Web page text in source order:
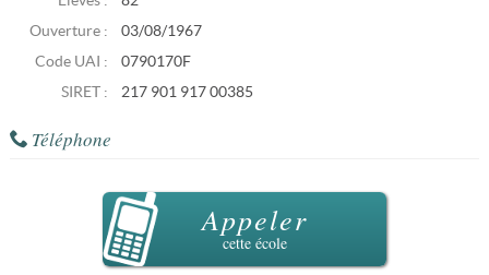
Ouverture :
03/08/1967
Code UAI :
0790170F
SIRET :
217 901 917 00385
Téléphone
Appeler
cette école